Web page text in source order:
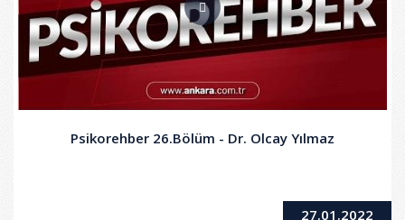
Psikorehber 26.Bölüm - Dr. Olcay Yılmaz
27.01.2022